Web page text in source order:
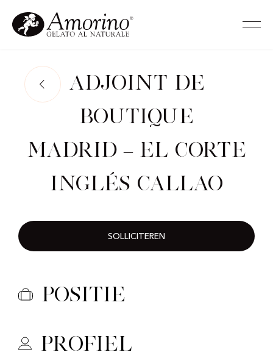
Adjoint de
Boutique
Madrid – El Corte
Inglés Callao
SOLLICITEREN
Positie
Profiel